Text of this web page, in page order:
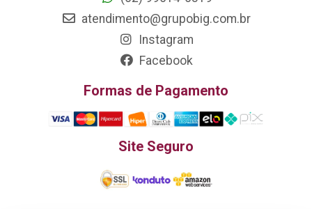
atendimento@grupobig.com.br
Instagram
Facebook
Formas de Pagamento
Site Seguro